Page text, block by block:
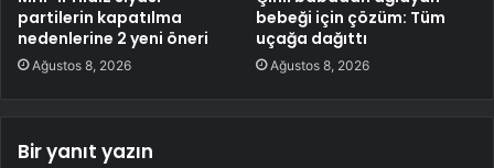
partilerin kapatılma
nedenlerine 2 yeni öneri
Ağustos 8, 2026
bebeği için çözüm: Tüm
uçağa dağıttı
Ağustos 8, 2026
Bir yanıt yazın